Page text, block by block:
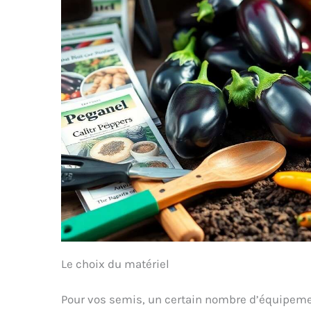
beau que de voir ses
propres plantes germer.
Grâce à un taux de
germination élevé, rien ne
s'oppose à cela.
POUR
L'AMOUR DE
L'ENVIRONNEMENT – Chez
ZenGreens, nous
renonçons au plastique
pour ce produit.
Le choix du matériel
Pour vos semis, un certain nombre